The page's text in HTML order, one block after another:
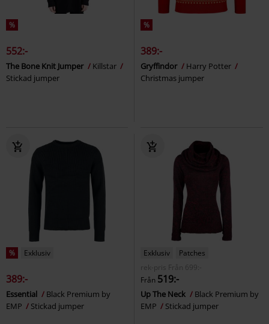
%
552:-
The Bone Knit Jumper
Killstar
Stickad jumper
%
389:-
Gryffindor
Harry Potter
Christmas jumper
% Exklusiv
389:-
Essential
Black Premium by
EMP
Stickad jumper
Exklusiv
Patches
rek-pris
Från 699:-
Från 519:-
Up The Neck
Black Premium by
EMP
Stickad jumper